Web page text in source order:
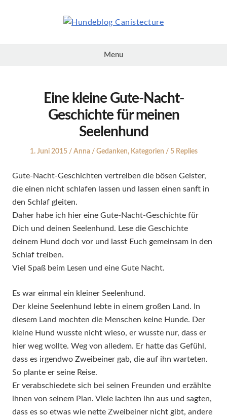
Menu
Eine kleine Gute-Nacht-
Geschichte für meinen
Seelenhund
Posted
1. Juni 2015 Author
Anna
Posted
Gedanken, Kategorien 5 Replies
Gute-Nacht-Geschichten vertreiben die bösen Geister,
die einen nicht schlafen lassen und lassen einen sanft in
den Schlaf gleiten.
Daher habe ich hier eine Gute-Nacht-Geschichte für
Dich und deinen Seelenhund. Lese die Geschichte
deinem Hund doch vor und lasst Euch gemeinsam in den
Schlaf treiben.
Viel Spaß beim Lesen und eine Gute Nacht.
Es war einmal ein kleiner Seelenhund.
Der kleine Seelenhund lebte in einem großen Land. In
diesem Land mochten die Menschen keine Hunde. Der
kleine Hund wusste nicht wieso, er wusste nur, dass er
hier weg wollte. Weg von alledem. Er hatte das Gefühl,
dass es irgendwo Zweibeiner gab, die auf ihn warteten.
So plante er seine Reise.
Er verabschiedete sich bei seinen Freunden und erzählte
ihnen von seinem Plan. Viele lachten ihn aus und sagten,
dass es so etwas wie nette Zweibeiner nicht gibt, andere